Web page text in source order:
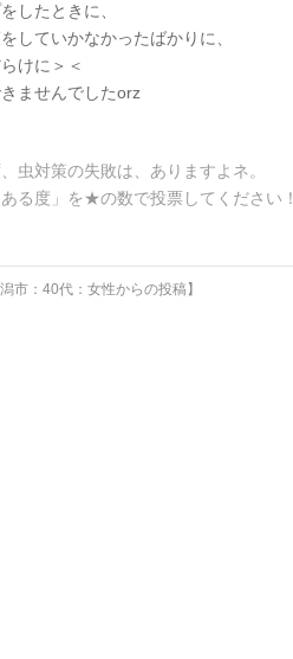
したときに、
していかなかったばかりに、
けに＞＜
ませんでしたorz
虫対策の失敗は、ありますよネ。
る度」を★の数で投票してください！
市：40代：女性からの投稿】